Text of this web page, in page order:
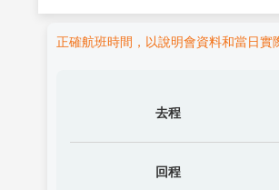
正確航班時間，以說明會資料和當日實
去程
回程